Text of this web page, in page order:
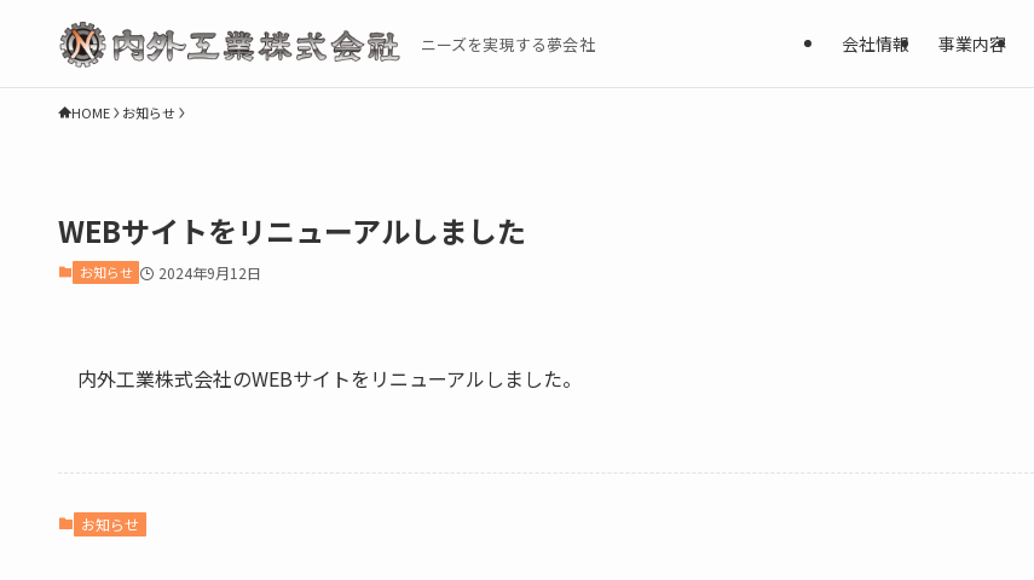
ニーズを実現する夢会社 会社情報 事業内容
HOME お知らせ
WEBサイトをリニューアルしました
お知らせ 2024年9月12日
内外工業株式会社のWEBサイトをリニューアルしました。
お知らせ